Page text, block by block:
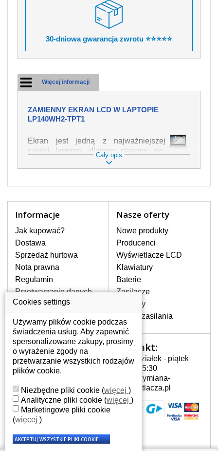
30-dniowa gwarancja zwrotu ⭐⭐⭐⭐⭐
Więcej informacji
ZAMIENNY EKRAN LCD W LAPTOPIE
LP140WH2-TPT1
Ekran jest jedną z najważniejszej
części laptopa, dlatego staramy się,
żeby był jak najwyższej jakości. Służy
on do wyświetlania tekstu lub obrazu w
z nim z jak największą ostrożnością. Do
zaliczyć uszkodzenia mechaniczne np.
rozbity lub pęknięty ekran, następnie
pojawiające się pionowe pasy, ciemny
ekran, migotanie lub nierównomierną
jasność ekranu.
NAJWYZSZEJ JAKOŚCI!
W naszym magazynie przez
cały okres gwarancji posiadamy
wyłącznie wysokiej jakości
oryginalne matryce klasy A+ bez
wadliwych pikseli.
JAK WYBRAĆ ODPOWIEDNI EKRAN
DO LAPTOPA LP140WH2-TPT1?
Odpowiedni ekran można dobrać do
konkretnego modelu laptopa, którego
oznaczenie można znaleźć na naklejce
na spodzie laptopa lub pod baterią, bywa
również umieszczone na ramkach lub
pęknięty ekran został zdemontowany, w
Cały opis
Informacje
Jak kupować?
Dostawa
Sprzedaż hurtowa
Nota prawna
Regulamin
Przetwarzanie danych
osobowych
Gdzie nas znajdziesz
Nasze oferty
Nowe produkty
Producenci
Wyświetlacze LCD
Klawiatury
Baterie
Zasilacze
Zawiasy
Złącza zasilania
Twoje konto
Twoje konto
Dane osobowe
Adresy
Historia zamówień
Kontakt:
Poniedziałek - piątek
7:00 - 15:30
info@wymiana-
wyswietlacza.pl
Cookies settings
Używamy plików cookie podczas
świadczenia usług. Aby zapewnić
spersonalizowane zakupy, prosimy
o wyrażenie zgody na
przetwarzanie wszystkich rodzajów
plików cookie.
Niezbędne pliki cookie (więcej )
Analityczne pliki cookie (więcej )
Marketingowe pliki cookie
(więcej )